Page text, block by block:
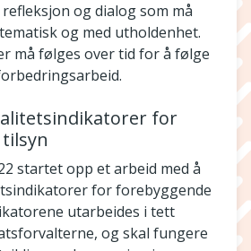
og dialog som må
og med utholdenhet.
må følges over tid for å følge
for
startet opp et arbeid med å
for forebyggende
utarbeides i tett
og skal fungere